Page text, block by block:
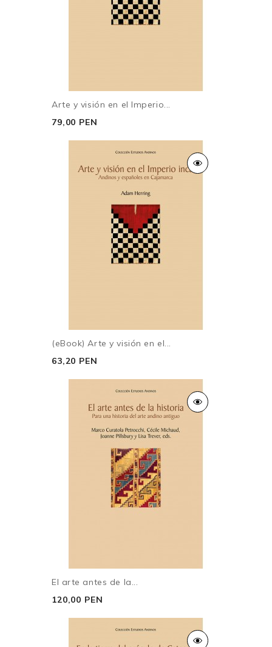
Arte y visión en el Imperio...
79,00 PEN
(eBook) Arte y visión en el...
63,20 PEN
El arte antes de la...
120,00 PEN